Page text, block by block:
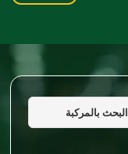
البحث بالمركبة